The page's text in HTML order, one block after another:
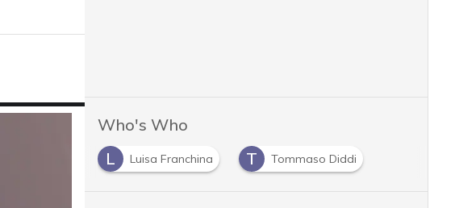
Who's Who
L
Luisa Franchina T Tommaso Diddi